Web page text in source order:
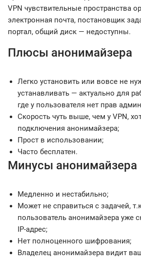
VPN чувствительные пространства
электронная почта, постановщик
портал, общий диск — недоступны.
Плюсы анонимайзера
Легко установить или вовсе не
устанавливать — актуально для
где у пользователя нет прав
Скорость чуть выше, чем у VPN,
подключения анонимайзера;
Прост в использовании;
Часто бесплатен.
Минусы анонимайзера
Медленно и нестабильно;
Может не справиться с задачей,
пользователь анонимайзера уже
IP-адрес;
Нет полноценного шифрования;
Владелец анонимайзера видит